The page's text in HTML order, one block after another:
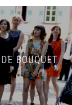
BOUQUET